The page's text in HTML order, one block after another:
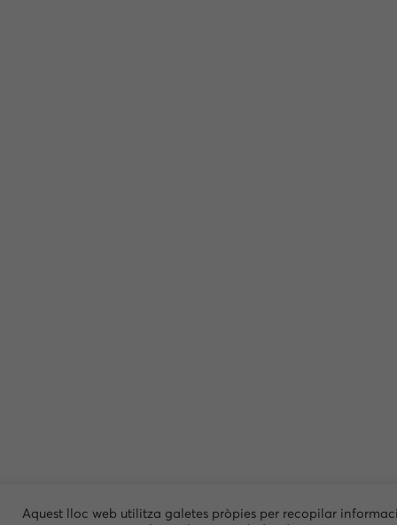
Aquest lloc web utilitza galetes pròpies per recopilar